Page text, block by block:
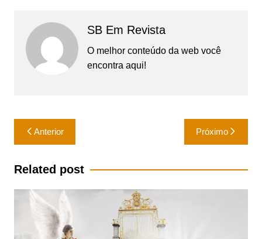
SB Em Revista
O melhor conteúdo da web você
encontra aqui!
Navegação
de
Post
Anterior Próximo
Related post